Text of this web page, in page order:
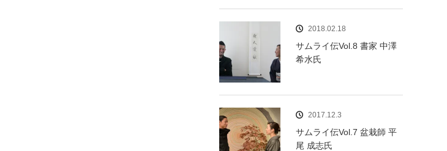
2018.02.18
サムライ伝Vol.8 書家 中澤
希水氏
2017.12.3
サムライ伝Vol.7 盆栽師 平
尾 成志氏